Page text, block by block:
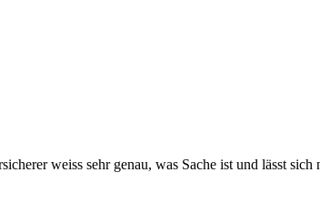
weiss sehr genau, was Sache ist und lässt